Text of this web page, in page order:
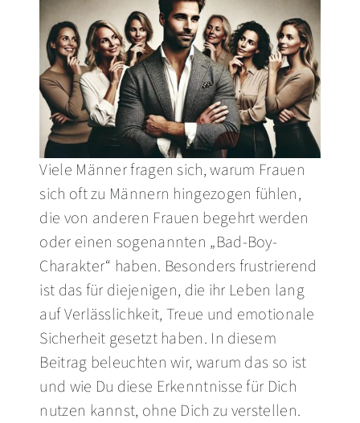
FRAUEN
BLOG
Video
Viele Männer fragen sich, warum Frauen
sich oft zu Männern hingezogen fühlen,
die von anderen Frauen begehrt werden
oder einen sogenannten „Bad-Boy-
Charakter“ haben. Besonders frustrierend
ist das für diejenigen, die ihr Leben lang
auf Verlässlichkeit, Treue und emotionale
Sicherheit gesetzt haben. In diesem
Beitrag beleuchten wir, warum das so ist
und wie Du diese Erkenntnisse für Dich
nutzen kannst, ohne Dich zu verstellen.